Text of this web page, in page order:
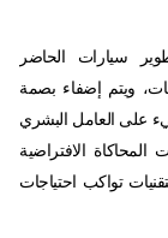
سيارات الحاضر
ويتم إضفاء بصمة
على العامل البشري
الافتراضية
تواكب احتياجات